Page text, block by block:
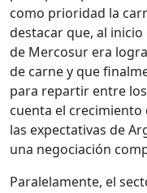
como prioridad la
destacar que, al
de Mercosur era
de carne y que
para repartir entre
cuenta el
las expectativas de
una negociación
Paralelamente, el